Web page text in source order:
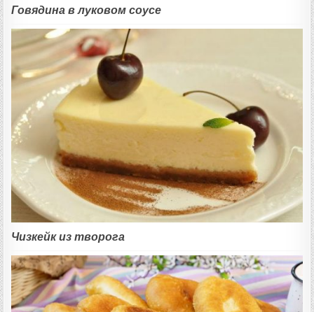
Говядина в луковом соусе
Чизкейк из творога